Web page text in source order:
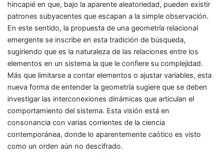
hincapié en que, bajo la aparente aleatoriedad, pueden existir
patrones subyacentes que escapan a la simple observación.
En este sentido, la propuesta de una geometría relacional
emergente se inscribe en esta tradición de búsqueda,
sugiriendo que es la naturaleza de las relaciones entre los
elementos en un sistema la que le confiere su complejidad.
Más que limitarse a contar elementos o ajustar variables, esta
nueva forma de entender la geometría sugiere que se deben
investigar las interconexiones dinámicas que articulan el
comportamiento del sistema. Esta visión está en
consonancia con varias corrientes de la ciencia
contemporánea, donde lo aparentemente caótico es visto
como un orden aún no descifrado.